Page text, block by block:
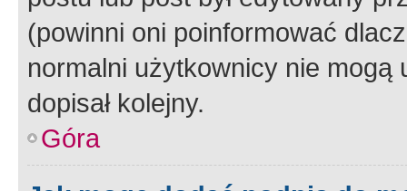
(powinni oni poinformować
normalni użytkownicy nie
dopisał kolejny.
Góra